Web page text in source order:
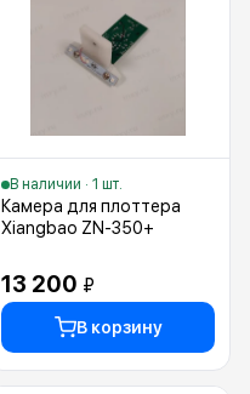
В наличии · 1 шт.
Камера для плоттера
Xiangbao ZN-350+
13 200 ₽
В корзину